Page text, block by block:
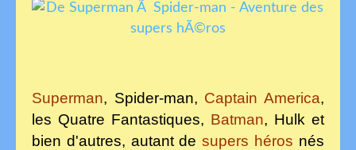
Superman, Spider-man, Captain America,
les Quatre Fantastiques, Batman, Hulk et
bien d'autres, autant de supers héros nés